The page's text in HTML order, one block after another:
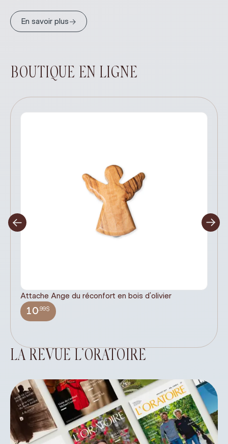
En savoir plus→
BOUTIQUE EN LIGNE
Attache Ange du réconfort en bois d'olivier
10,99$
LA REVUE L’ORATOIRE